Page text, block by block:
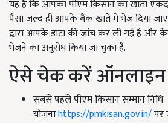
यह है कि आपका पीएम किसान का खाता
पैसा जल्द ही आपके बैंक खाते में भेज दिया
द्वारा आपके डाटा की जांच कर ली गई है और
भेजने का अनुरोध किया जा चुका है.
ऐसे चेक करें ऑनलाइन
सबसे पहले पीएम किसान सम्मान निधि
योजनाhttps://pmkisan.gov.in/पर